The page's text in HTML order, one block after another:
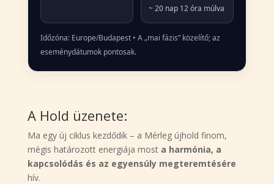
~ 20 nap 12 óra múlva
Időzóna: Europe/Budapest • A „mai fázis” közelítő; az
eseménydátumok pontosak.
A Hold üzenete:
Ma egy új ciklus kezdődik – a Mérleg újhold finom,
mégis határozott energiája most a harmónia, a
kapcsolódás és az egyensúly megteremtésére
hív.